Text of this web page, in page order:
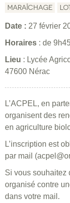
MARAÎCHAGE
Date : 27 février
Horaires : de
Lieu : Lycée
47600 Nérac
L’ACPEL, en
organisent des
en agriculture
L’inscription est
par mail
Si vous souhaitez
organisé contre
dans votre mail.